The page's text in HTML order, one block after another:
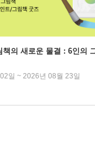
책의 새로운 물결 : 6인의
일 ~ 2026년 08월 23일